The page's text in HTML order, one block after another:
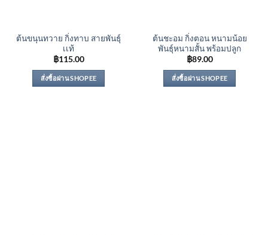
ต้นขนุนทวาย กิ่งทาบ สายพันธุ์
เเท้
฿115.00
สั่งซื้อผ่าน SHOPEE
ต้นชะอม กิ่งตอน หนามน้อย
พันธุ์หนามสั้น พร้อมปลูก
฿89.00
สั่งซื้อผ่าน SHOPEE